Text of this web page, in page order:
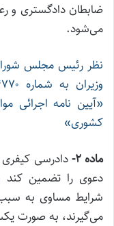
ضابطان دادگستری و
می‌شود.
نظر رئیس مجلس
کشوری»
ماده ۲-
دادرسی کیفری
دعوی را تضمین
شرایط مساوی به
می‌گیرند، به صورت